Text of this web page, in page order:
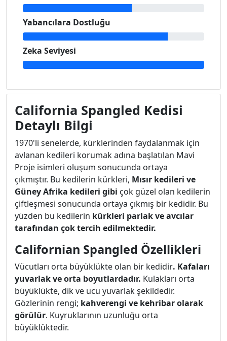
Yabancılara Dostluğu
Zeka Seviyesi
California Spangled Kedisi
Detaylı Bilgi
1970'li senelerde, kürklerinden faydalanmak için
avlanan kedileri korumak adına başlatılan Mavi
Proje isimleri oluşum sonucunda ortaya
çıkmıştır. Bu kedilerin kürkleri, Mısır kedileri ve
Güney Afrika kedileri gibi çok güzel olan kedilerin
çiftleşmesi sonucunda ortaya çıkmış bir kedidir. Bu
yüzden bu kedilerin kürkleri parlak ve avcılar
tarafından çok tercih edilmektedir.
Californian Spangled Özellikleri
Vücutları orta büyüklükte olan bir kedidir. Kafaları
yuvarlak ve orta boyutlardadır. Kulakları orta
büyüklükte, dik ve ucu yuvarlak şekildedir.
Gözlerinin rengi; kahverengi ve kehribar olarak
görülür. Kuyruklarının uzunluğu orta
büyüklüktedir.